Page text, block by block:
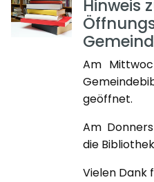
Hinweis
Am
geöffnet.
Am
die
Vielen Dank